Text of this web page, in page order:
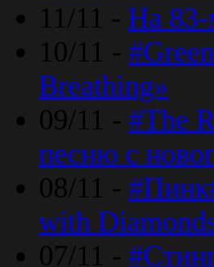
11/11 - На 83-
10/11 -
Breathing»
09/11 - #The
песню с
08/11 -
with
07/11 -